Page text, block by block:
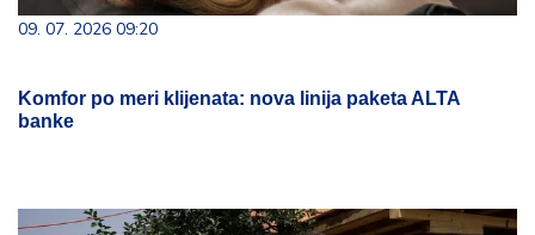
09. 07. 2026 09:20
Komfor po meri klijenata: nova linija paketa ALTA
banke